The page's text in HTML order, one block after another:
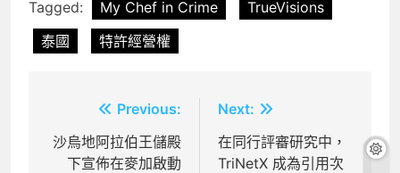
Tagged: My Chef in Crime
TrueVisions
泰國
特許經營權
章
Previous:
沙烏地阿拉伯王儲殿
下宣佈在麥加啟動
Next:
在同行評審研究中，
TriNetX 成為引用次